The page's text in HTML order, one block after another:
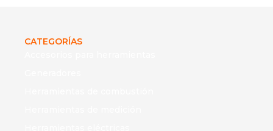
CATEGORÍAS